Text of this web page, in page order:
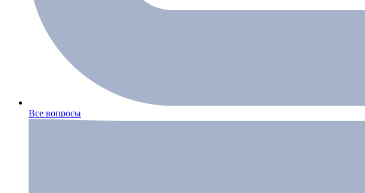
Все вопросы